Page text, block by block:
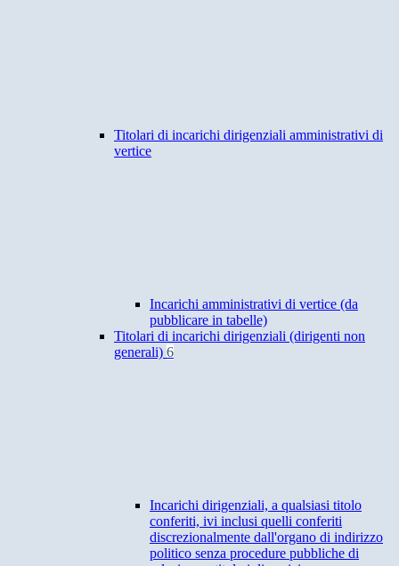
Titolari di incarichi dirigenziali amministrativi di
vertice
Incarichi amministrativi di vertice (da
pubblicare in tabelle)
Titolari di incarichi dirigenziali (dirigenti non
generali) 6
Incarichi dirigenziali, a qualsiasi titolo
conferiti, ivi inclusi quelli conferiti
discrezionalmente dall'organo di indirizzo
politico senza procedure pubbliche di